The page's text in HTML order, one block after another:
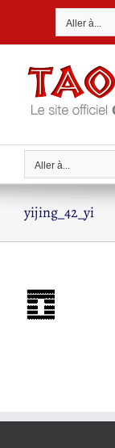
Aller à...
Aller à...
yijing_42_yi